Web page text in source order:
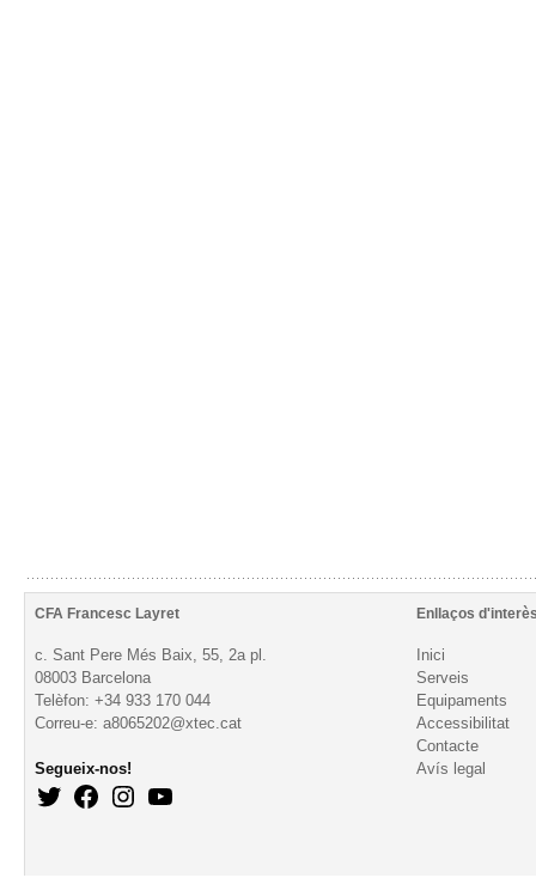
CFA Francesc Layret Enllaços
c. Sant Pere Més Baix, 55, 2a pl.
08003 Barcelona
Telèfon: +34 933 170 044
Correu-e: a8065202@xtec.cat
Segueix-nos!
Inici
Serveis
Equipaments
Accessibilitat
Contacte
Avís legal